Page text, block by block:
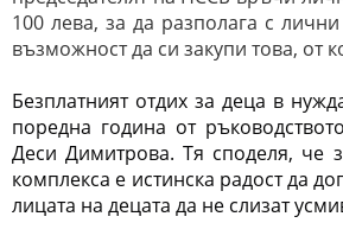
100 лева, за да разполага с
възможност да си закупи това, от
Безплатният отдих за деца в
поредна година от
Деси Димитрова. Тя споделя, че
комплекса е истинска радост да
лицата на децата да не слизат